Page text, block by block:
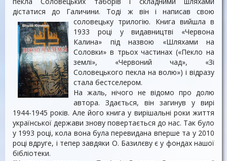
дістатися до Галичини. Тоді ж він і написав свою
соловецьку трилогію. Книга вийшла в
1933 році у видавництві «Червона
Калина» під назвою «Шляхами на
Соловки» в трьох частинах («Пекло на
землі», «Червоний чад», «Зі
Соловецького пекла на волю») і відразу
стала бестселером.
На жаль, нічого не відомо про долю
автора. Здається, він загинув у вирі
1944-1945 років. Але його книга у вирішальні роки життя
української держави знову повертається до нас. Так було
у 1993 році, кола вона була перевидана вперше та у 2010
році вдруге, і тепер завдяки О. Базилєву є у фондах нашої
бібліотеки.